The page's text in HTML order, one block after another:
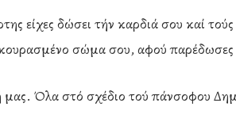
είχες δώσει τήν καρδιά σου καί
σώμα σου, αφού
μας. Όλα στό σχέδιο τού πάνσοφου